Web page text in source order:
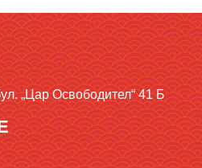
„Цар Освободител“ 41 Б